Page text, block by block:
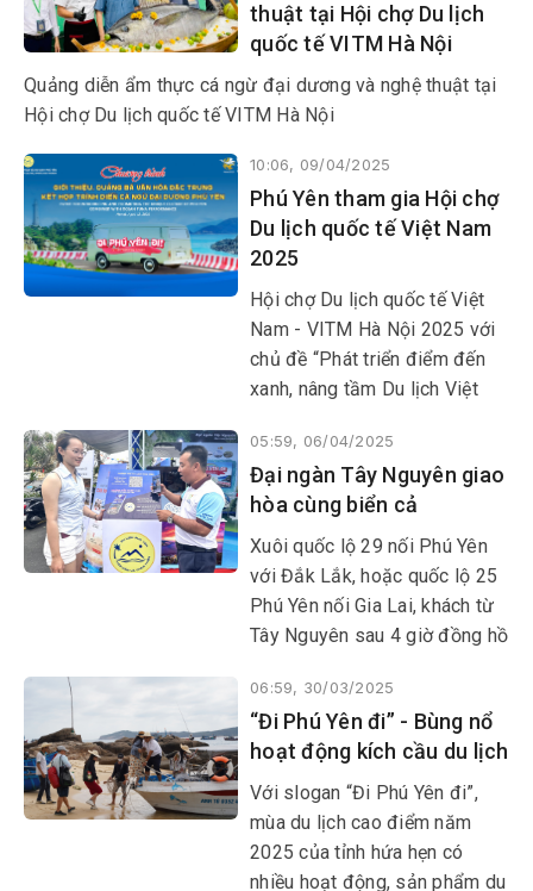
thuật tại Hội chợ Du lịch
quốc tế VITM Hà Nội
Quảng diễn ẩm thực cá ngừ đại dương và nghệ thuật tại
Hội chợ Du lịch quốc tế VITM Hà Nội
10:06, 09/04/2025
Phú Yên tham gia Hội chợ
Du lịch quốc tế Việt Nam
2025
Hội chợ Du lịch quốc tế Việt
Nam - VITM Hà Nội 2025 với
chủ đề “Phát triển điểm đến
xanh, nâng tầm Du lịch Việt
Nam tổ chức tại Trung tâm
Triển lãm quốc tế ICE Hà Nội
(Cung văn hóa Hữu Nghị) từ
ngày 10-13/4.
05:59, 06/04/2025
Đại ngàn Tây Nguyên giao
hòa cùng biển cả
Xuôi quốc lộ 29 nối Phú Yên
với Đắk Lắk, hoặc quốc lộ 25
Phú Yên nối Gia Lai, khách từ
Tây Nguyên sau 4 giờ đồng hồ
đường nghỉ dưỡng biển hoang
sơ, mát mẻ để sớm mai đón
bình minh đầu tiên trên đất
liền Việt Nam tại Bãi Môn -
Mũi Điện.
06:59, 30/03/2025
“Đi Phú Yên đi” - Bùng nổ
hoạt động kích cầu du lịch
Với slogan “Đi Phú Yên đi”,
mùa du lịch cao điểm năm
2025 của tỉnh hứa hẹn có
nhiều hoạt động, sản phẩm du